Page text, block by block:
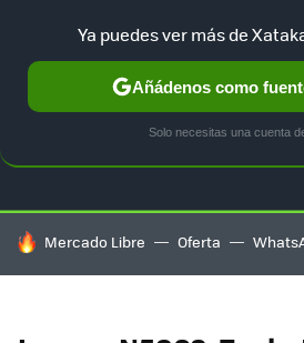
TESLA UBER AUTO ELECTRICO
HOY SE HABLA DE
Mercado Libre Oferta
Ya puedes ver más de
Añádenos como
Solo necesitas una cuenta